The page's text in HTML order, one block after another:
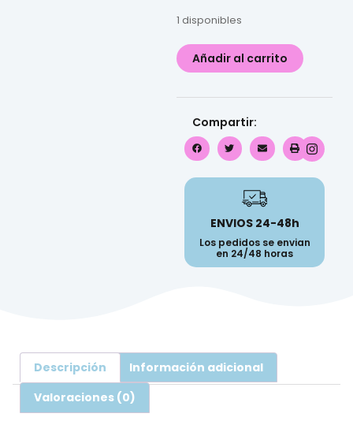
1 disponibles
Añadir al carrito
Compartir:
ENVIOS 24-48h
Los pedidos se envian
en 24/48 horas
Descripción
Información adicional
Valoraciones (0)